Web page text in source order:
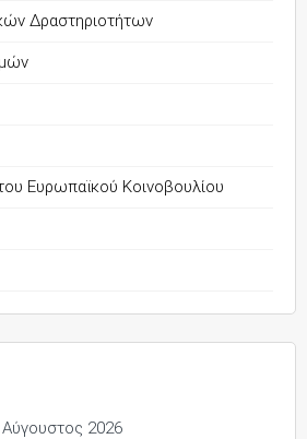
Δραστηριοτήτων
Ευρωπαϊκού Κοινοβουλίου
Αύγουστος 2026